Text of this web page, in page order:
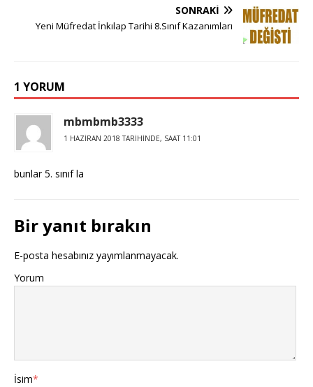
SONRAKI
Yeni Müfredat İnkılap Tarihi 8.Sınıf Kazanımları
1 YORUM
mbmbmb3333
1 HAZIRAN 2018 TARIHINDE, SAAT 11:01
bunlar 5. sınıf la
Bir yanıt bırakın
E-posta hesabınız yayımlanmayacak.
Yorum
İsim*